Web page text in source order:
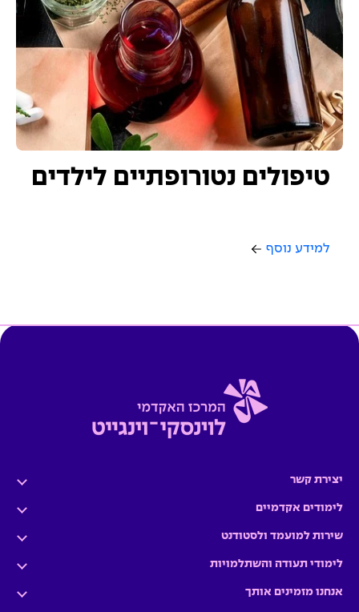
טיפולים נטורופתיים לילדים
למידע נוסף
יצירת קשר
לימודים אקדמיים
שירות למועמד ולסטודנט
לימודי תעודה והשתלמויות
אנחנו מזמינים אותך